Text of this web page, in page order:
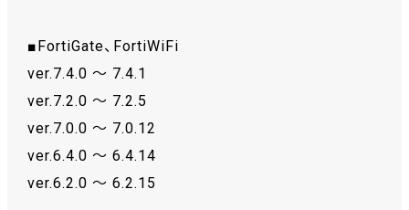
■FortiGate、FortiWiFi
ver.7.4.0 ～ 7.4.1
ver.7.2.0 ～ 7.2.5
ver.7.0.0 ～ 7.0.12
ver.6.4.0 ～ 6.4.14
ver.6.2.0 ～ 6.2.15